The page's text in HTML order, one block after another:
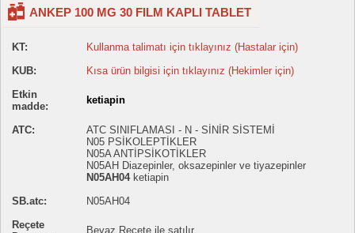
ANKEP 100 MG 30 FILM KAPLI TABLET
KT:
Kullanma talimatı için tıklayınız (Hastalar için)
KUB:
Kısa ürün bilgisi için tıklayınız (Hekimler için)
Etkin
madde:
ketiapin
ATC:
ATC SINIFLAMASI - N - SİNİR SİSTEMİ
N05 PSİKOLEPTİKLER
N05A ANTİPSİKOTİKLER
N05AH Diazepinler, oksazepinler ve tiyazepinler
N05AH04ketiapin
SB.atc:
N05AH04
Reçete
Beyaz Reçete ile satılır.